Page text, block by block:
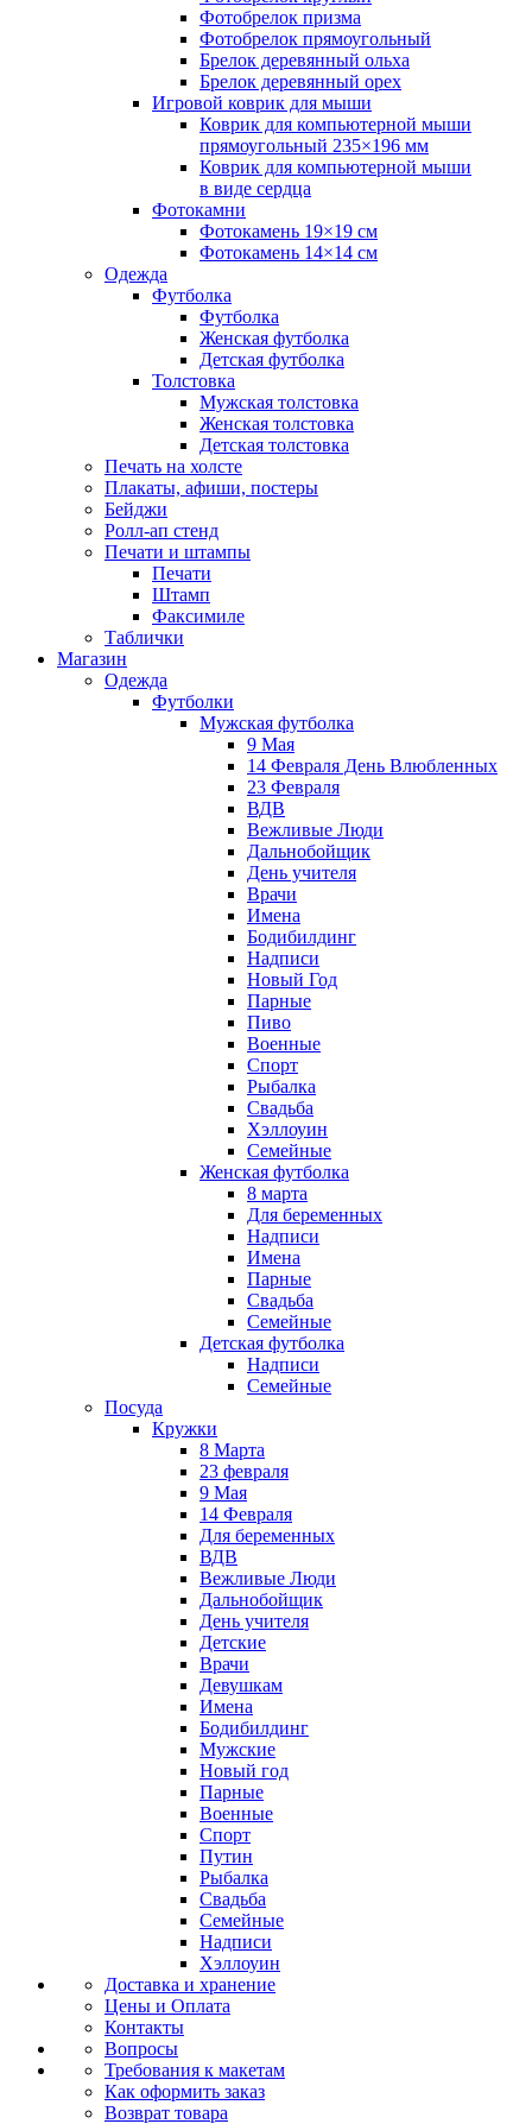
Фотобрелок призма
Фотобрелок прямоугольный
Брелок деревянный ольха
Брелок деревянный орех
Игровой коврик для мыши
Коврик для компьютерной мыши
прямоугольный 235×196 мм
Коврик для компьютерной мыши
в виде сердца
Фотокамни
Фотокамень 19×19 см
Фотокамень 14×14 см
Одежда
Футболка
Футболка
Женская футболка
Детская футболка
Толстовка
Мужская толстовка
Женская толстовка
Детская толстовка
Печать на холсте
Плакаты, афиши, постеры
Бейджи
Ролл-ап стенд
Печати и штампы
Печати
Штамп
Факсимиле
Таблички
Магазин
Одежда
Футболки
Мужская футболка
9 Мая
14 Февраля День Влюбленных
23 Февраля
ВДВ
Вежливые Люди
Дальнобойщик
День учителя
Врачи
Имена
Бодибилдинг
Надписи
Новый Год
Парные
Пиво
Военные
Спорт
Рыбалка
Свадьба
Хэллоуин
Семейные
Женская футболка
8 марта
Для беременных
Надписи
Имена
Парные
Свадьба
Семейные
Детская футболка
Надписи
Семейные
Посуда
Кружки
8 Марта
23 февраля
9 Мая
14 Февраля
Для беременных
ВДВ
Вежливые Люди
Дальнобойщик
День учителя
Детские
Врачи
Девушкам
Имена
Бодибилдинг
Мужские
Новый год
Парные
Военные
Спорт
Путин
Рыбалка
Свадьба
Семейные
Надписи
Хэллоуин
Доставка и хранение
Цены и Оплата
Контакты
Вопросы
Требования к макетам
Как оформить заказ
Возврат товара